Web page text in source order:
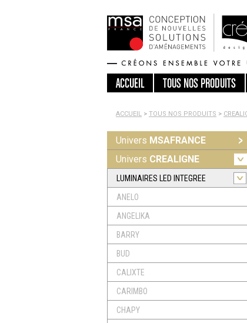
ACCUEIL TOUSNOS PRODUITS
ACCUEIL > TOUS NOS PRODUITS >
Univers MSAFRANCE
Univers CREALIGNE
LUMINAIRES LED INTEGREE
ANELO
ANGELIKA
BARRY
BUD
CALIXTE
CARIMBO
CHAPY